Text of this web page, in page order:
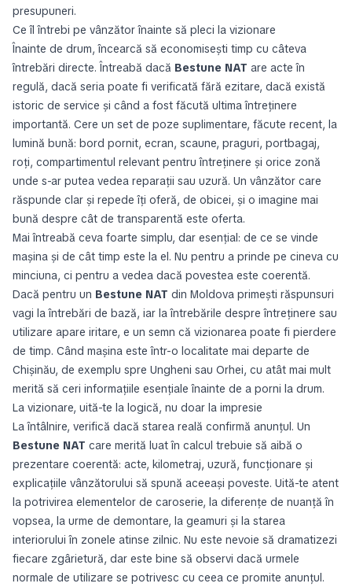
presupuneri.
Ce îl întrebi pe vânzător înainte să pleci la vizionare
Înainte de drum, încearcă să economisești timp cu câteva
întrebări directe. Întreabă dacă Bestune NAT are acte în
regulă, dacă seria poate fi verificată fără ezitare, dacă există
istoric de service și când a fost făcută ultima întreținere
importantă. Cere un set de poze suplimentare, făcute recent, la
lumină bună: bord pornit, ecran, scaune, praguri, portbagaj,
roți, compartimentul relevant pentru întreținere și orice zonă
unde s-ar putea vedea reparații sau uzură. Un vânzător care
răspunde clar și repede îți oferă, de obicei, și o imagine mai
bună despre cât de transparentă este oferta.
Mai întreabă ceva foarte simplu, dar esențial: de ce se vinde
mașina și de cât timp este la el. Nu pentru a prinde pe cineva cu
minciuna, ci pentru a vedea dacă povestea este coerentă.
Dacă pentru un Bestune NAT din Moldova primești răspunsuri
vagi la întrebări de bază, iar la întrebările despre întreținere sau
utilizare apare iritare, e un semn că vizionarea poate fi pierdere
de timp. Când mașina este într-o localitate mai departe de
Chișinău, de exemplu spre Ungheni sau Orhei, cu atât mai mult
merită să ceri informațiile esențiale înainte de a porni la drum.
La vizionare, uită-te la logică, nu doar la impresie
La întâlnire, verifică dacă starea reală confirmă anunțul. Un
Bestune NAT care merită luat în calcul trebuie să aibă o
prezentare coerentă: acte, kilometraj, uzură, funcționare și
explicațiile vânzătorului să spună aceeași poveste. Uită-te atent
la potrivirea elementelor de caroserie, la diferențe de nuanță în
vopsea, la urme de demontare, la geamuri și la starea
interiorului în zonele atinse zilnic. Nu este nevoie să dramatizezi
fiecare zgârietură, dar este bine să observi dacă urmele
normale de utilizare se potrivesc cu ceea ce promite anunțul.